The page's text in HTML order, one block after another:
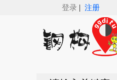
登录 | 注册